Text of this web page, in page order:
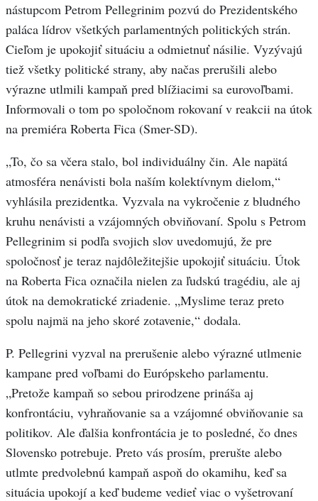
nástupcom Petrom Pellegrinim pozvú do Prezidentského
paláca lídrov všetkých parlamentných politických strán.
Cieľom je upokojiť situáciu a odmietnuť násilie. Vyzývajú
tiež všetky politické strany, aby načas prerušili alebo
výrazne utlmili kampaň pred blížiacimi sa eurovoľbami.
Informovali o tom po spoločnom rokovaní v reakcii na útok
na premiéra Roberta Fica (Smer-SD).
„To, čo sa včera stalo, bol individuálny čin. Ale napätá
atmosféra nenávisti bola naším kolektívnym dielom,“
vyhlásila prezidentka. Vyzvala na vykročenie z bludného
kruhu nenávisti a vzájomných obviňovaní. Spolu s Petrom
Pellegrinim si podľa svojich slov uvedomujú, že pre
spoločnosť je teraz najdôležitejšie upokojiť situáciu. Útok
na Roberta Fica označila nielen za ľudskú tragédiu, ale aj
útok na demokratické zriadenie. „Myslime teraz preto
spolu najmä na jeho skoré zotavenie,“ dodala.
P. Pellegrini vyzval na prerušenie alebo výrazné utlmenie
kampane pred voľbami do Európskeho parlamentu.
„Pretože kampaň so sebou prirodzene prináša aj
konfrontáciu, vyhraňovanie sa a vzájomné obviňovanie sa
politikov. Ale ďalšia konfrontácia je to posledné, čo dnes
Slovensko potrebuje. Preto vás prosím, prerušte alebo
utlmte predvolebnú kampaň aspoň do okamihu, keď sa
situácia upokojí a keď budeme vedieť viac o vyšetrovaní